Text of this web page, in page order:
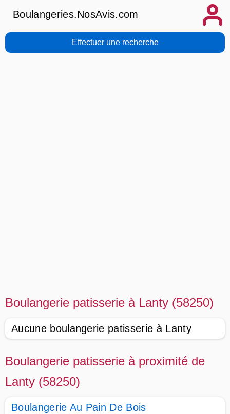
Boulangeries.NosAvis.com
Effectuer une recherche
Boulangerie patisserie à Lanty (58250)
Aucune boulangerie patisserie à Lanty
Boulangerie patisserie à proximité de
Lanty (58250)
Boulangerie Au Pain De Bois